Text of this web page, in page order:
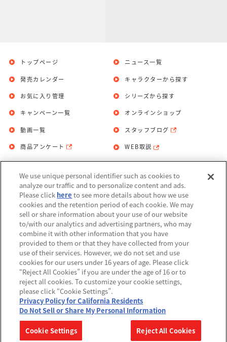
トップページ
発売カレンダー
お気に入り管理
ニュース一覧
キャラクターから探す
シリーズから探す
キャンペーン一覧
動画一覧
商品アンケート
オンラインショップ
スタッフブログ
WEB取説
お問い合わせ 個人情報保護方針
利用規約
Do Not Sell or Share My Personal
Information
アレルギー情報
©BANDAI
▼コピーライト一覧を表示する
We use unique personal identifier such as cookies to
analyze our traffic and to personalize content and ads.
Please click here to see more details about how we use
cookies and the retention period of each cookie. We may
sell or share information about your use of our website
to/with our analytics and advertising partners, who may
combine it with other information that you have
provided to them or that they have collected from your
use of their services. However, we do not set and use
cookies for our users under 16 years of age. Please click
“Reject All Cookies” if you are under the age of 16 or to
reject all cookies. To customize your cookie settings,
please click “Cookie Settings”.
Privacy Policy for California Residents
Do Not Sell or Share My Personal Information
Cookie Settings Reject All Cookies